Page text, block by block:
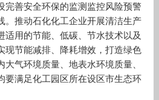
完善安全环保的监测监控风险预警
。推动石化化工企业开展清洁生产
适用的节能、低碳、节水技术以及
现节能减排、降耗增效，打造绿色
气环境质量、地表水环境质量、
要满足化工园区所在设区市生态环